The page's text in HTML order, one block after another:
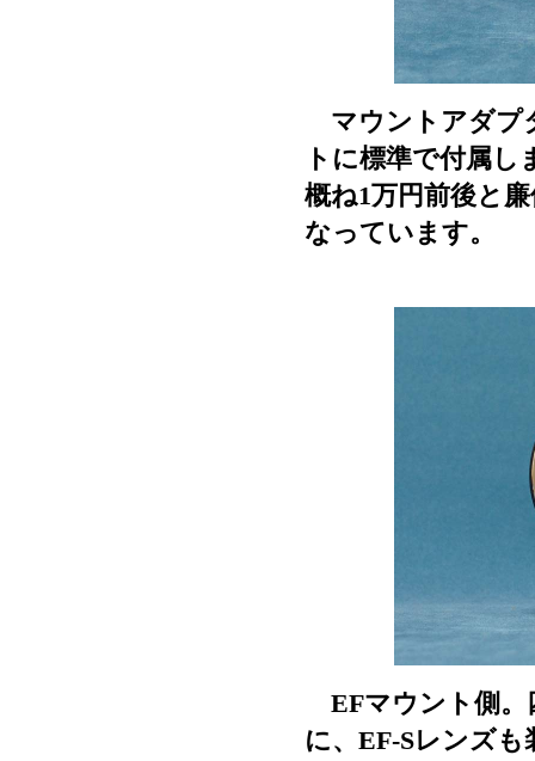
マウントアダプ
トに標準で付属
概ね1万円前後と
なっています。
EFマウント側。
に、EF-Sレンズ